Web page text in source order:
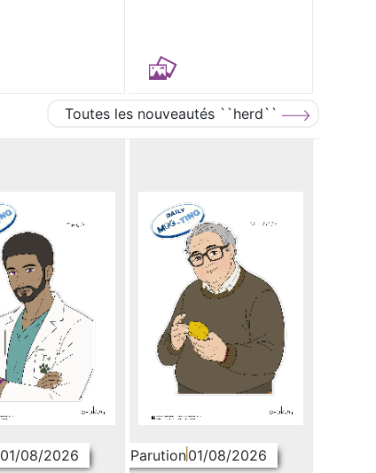
Toutes les nouveautés ``herd``
01/08/2026 Parution01/08/2026